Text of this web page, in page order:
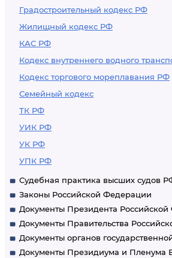
Градостроительный кодекс РФ
Жилищный кодекс РФ
КАС РФ
Кодекс внутреннего водного
Кодекс торгового мореплавания РФ
Семейный кодекс
ТК РФ
УИК РФ
УК РФ
УПК РФ
Судебная практика высших судов
Законы Российской Федерации
Документы Президента
Документы Правительства
Документы органов
Документы Президиума и Пленума